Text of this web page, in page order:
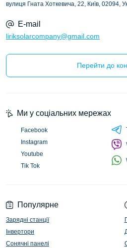
вулиця Гната Хоткевича, 22, Київ, 02094,
E-mail
liriksolarcompany@gmail.com
Перейти до
Популярне
Зарядні станції
Інвертори
Сонячні панелі
Ми у соціальних мережах
Facebook
Instagram
Youtube
Tik Tok